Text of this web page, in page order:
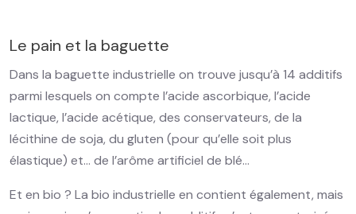
Le pain et la baguette
Dans la baguette industrielle on trouve jusqu’à 14 additifs
parmi lesquels on compte l’acide ascorbique, l’acide
lactique, l’acide acétique, des conservateurs, de la
lécithine de soja, du gluten (pour qu’elle soit plus
élastique) et… de l’arôme artificiel de blé…
Et en bio ? La bio industrielle en contient également, mais